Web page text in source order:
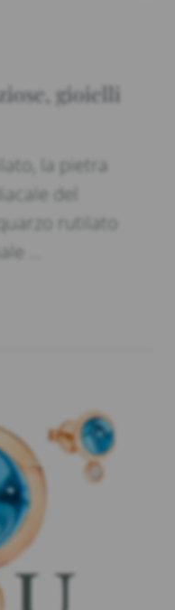
gioielli
la pietra
del
rutilato
…